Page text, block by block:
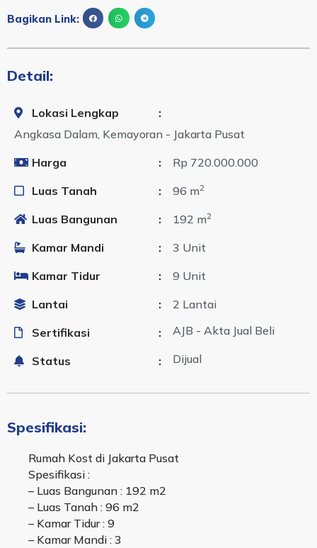
Bagikan Link:
Detail:
Lokasi Lengkap
:
Angkasa Dalam, Kemayoran - Jakarta Pusat
Harga
:
Rp 720.000.000
Luas Tanah
: 96 m2
Luas Bangunan : 192 m2
Kamar Mandi :
3 Unit
Kamar Tidur
:
9 Unit
Lantai
:
2 Lantai
Sertifikasi
: AJB - Akta Jual Beli
Status : Dijual
Spesifikasi:
Rumah Kost di Jakarta Pusat
Spesifikasi :
– Luas Bangunan : 192 m2
– Luas Tanah : 96 m2
– Kamar Tidur : 9
– Kamar Mandi : 3